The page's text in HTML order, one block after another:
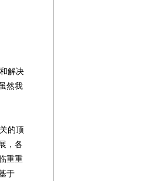
解决
然我
的顶
，各
重重
于